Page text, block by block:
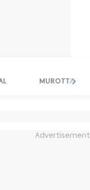
MUROTTAL
Advertisement